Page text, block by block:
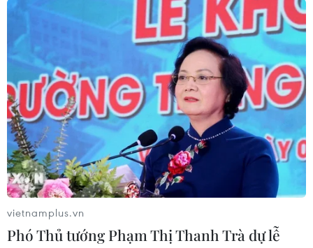
sinh thái, góp phần bảo đảm an ninh môi
trường, tăng khả năng chống chịu trước biến
đổi khí hậu và tạo nền tảng cho phát triển xanh.
Theo đó, điểm mới quan trọng là chuyển từ
quản lý diện tích rừng sang quản trị hệ sinh
thái rừng. Giá trị cần gìn giữ không chỉ nằm ở
hơn 9.739 ha đất có rừng mà còn ở các sinh
cảnh tự nhiên, nguồn gen quý hiếm và những
dịch vụ hệ sinh thái mà khu rừng mang lại.
Nếu Cần Giờ được biết đến với hệ sinh thái
rừng ngập mặn có giá trị toàn cầu thì Bình
vietnamplus.vn
Phó Thủ tướng Phạm Thị Thanh Trà dự lễ